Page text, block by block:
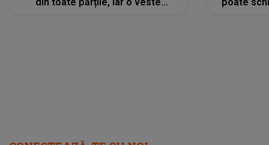
din toate părțile, iar o veste
poate